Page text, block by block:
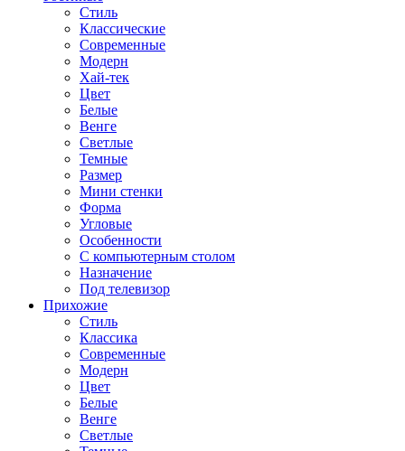
Стиль
Классические
Современные
Модерн
Хай-тек
Цвет
Белые
Венге
Светлые
Темные
Размер
Мини стенки
Форма
Угловые
Особенности
С компьютерным столом
Назначение
Под телевизор
Прихожие
Стиль
Классика
Современные
Модерн
Цвет
Белые
Венге
Светлые